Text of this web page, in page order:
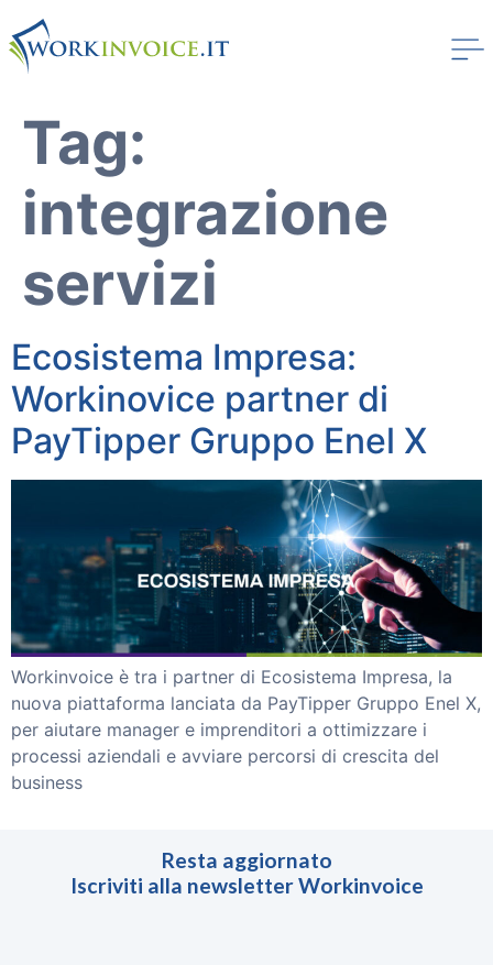
Workinvoice
Chi Siamo
Stampa
Soluzioni
Partnership
Partner
Investitori
Blog
Contattaci
ACCEDI
Tag:
integrazione
servizi
Ecosistema Impresa:
Workinovice partner di
PayTipper Gruppo Enel X
Workinvoice è tra i partner di Ecosistema Impresa, la
nuova piattaforma lanciata da PayTipper Gruppo Enel X,
per aiutare manager e imprenditori a ottimizzare i
processi aziendali e avviare percorsi di crescita del
business
Resta aggiornato
Iscriviti alla newsletter Workinvoice